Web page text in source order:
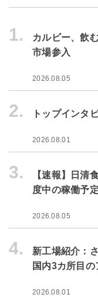
1.
カルビー、飲
市場参入
2026.08.05
2. トップインタ
2026.08.01
3.
【速報】日清
度中の稼働予定
2026.08.05
4.
新工場紹介：
国内3カ所目
2026.08.01